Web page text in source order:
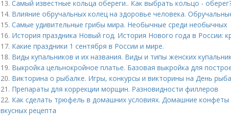
13. Самый известные кольца обереги.. Как выбрать кольцо -
14. Влияние обручальных колец на здоровье человека.
15. Самые удивительные грибы мира. Необычные среди необычных
16. История праздника Новый год. История Нового года в России:
17. Какие праздники 1 сентября в России и мире.
18. Виды купальников и их названия. Виды и типы женских
19. Выкройка цельнокройное платье. Базовая выкройка для
20. Викторина о рыбалке. Игры, конкурсы и викторины на День
21. Препараты для коррекции морщин. Разновидности филлеров
22. Как сделать трюфель в домашних условиях. Домашние
вкусных рецепта